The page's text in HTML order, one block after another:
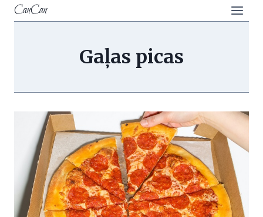
SkipCanCan
Gaļas picas